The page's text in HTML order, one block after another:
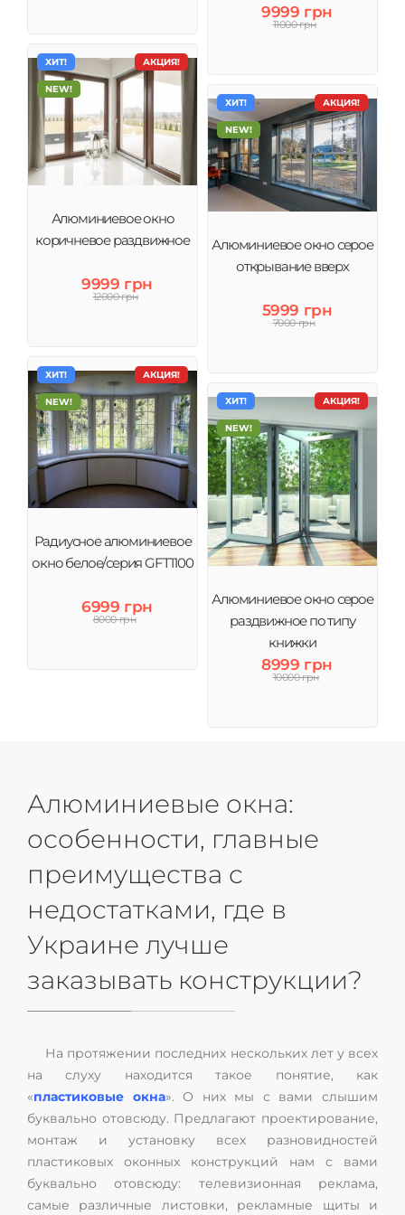
9999 грн
11000 грн
АКЦИЯ!
ХИТ!
NEW!
Алюминиевое окно
коричневое раздвижное
9999 грн
12000 грн
АКЦИЯ!
ХИТ!
NEW!
Алюминиевое окно серое
открывание вверх
5999 грн
7000 грн
АКЦИЯ!
ХИТ!
NEW!
Радиусное алюминиевое
окно белое/серия GFT1100
6999 грн
8000 грн
АКЦИЯ!
ХИТ!
NEW!
Алюминиевое окно серое
раздвижное по типу
книжки
8999 грн
10000 грн
Алюминиевые окна:
особенности, главные
преимущества с
недостатками, где в
Украине лучше
заказывать конструкции?
На протяжении последних нескольких лет у всех
на слуху находится такое понятие, как
«пластиковые окна». О них мы с вами слышим
буквально отовсюду. Предлагают проектирование,
монтаж и установку всех разновидностей
пластиковых оконных конструкций нам с вами
буквально отовсюду: телевизионная реклама,
самые различные листовки, рекламные щиты и